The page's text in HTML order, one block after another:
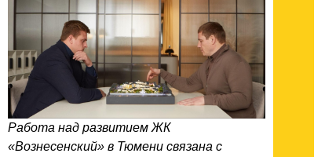
Работа над развитием ЖК
«Вознесенский» в Тюмени связана с